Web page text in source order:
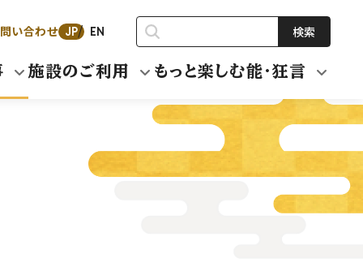
い合わせ JP EN 検索
施設のご利用 もっと楽しむ能・狂言